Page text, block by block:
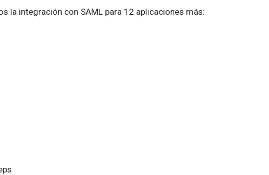
la integración con SAML para 12 aplicaciones más: